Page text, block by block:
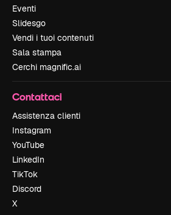
Eventi
Slidesgo
Vendi i tuoi contenuti
Sala stampa
Cerchi magnific.ai
Contattaci
Assistenza clienti
Instagram
YouTube
LinkedIn
TikTok
Discord
X